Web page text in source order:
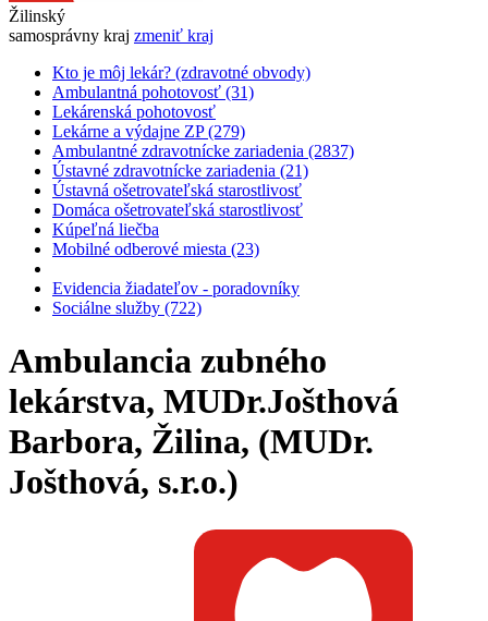
Žilinský
samosprávny kraj zmeniť kraj
Kto je môj lekár? (zdravotné obvody)
Ambulantná pohotovosť (31)
Lekárenská pohotovosť
Lekárne a výdajne ZP (279)
Ambulantné zdravotnícke zariadenia (2837)
Ústavné zdravotnícke zariadenia (21)
Ústavná ošetrovateľská starostlivosť
Domáca ošetrovateľská starostlivosť
Kúpeľná liečba
Mobilné odberové miesta (23)
Evidencia žiadateľov - poradovníky
Sociálne služby (722)
Ambulancia zubného
lekárstva, MUDr.Jošthová
Barbora, Žilina, (MUDr.
Jošthová, s.r.o.)